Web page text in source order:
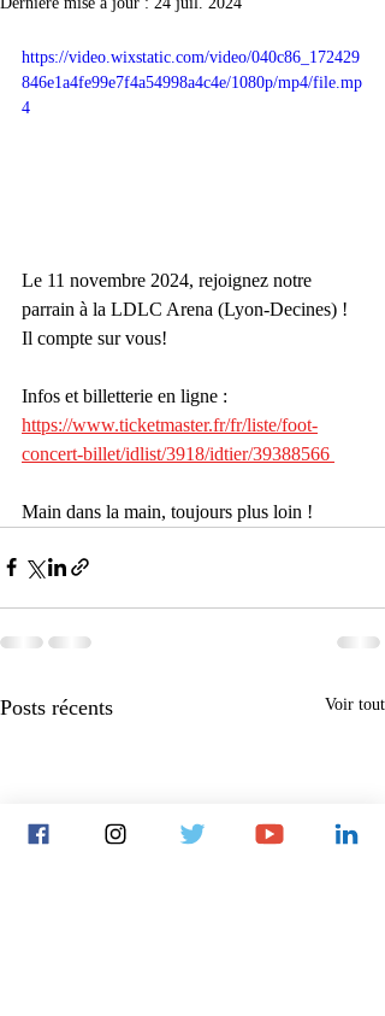
https://video.wixstatic.com/video/040c86_172429
846e1a4fe99e7f4a54998a4c4e/1080p/mp4/file.mp
4
Le 11 novembre 2024, rejoignez notre
parrain à la LDLC Arena (Lyon-Decines) !
Il compte sur vous!
Infos et billetterie en ligne :
https://www.ticketmaster.fr/fr/liste/foot-
concert-billet/idlist/3918/idtier/39388566
Main dans la main, toujours plus loin !
Posts récents Voir tout